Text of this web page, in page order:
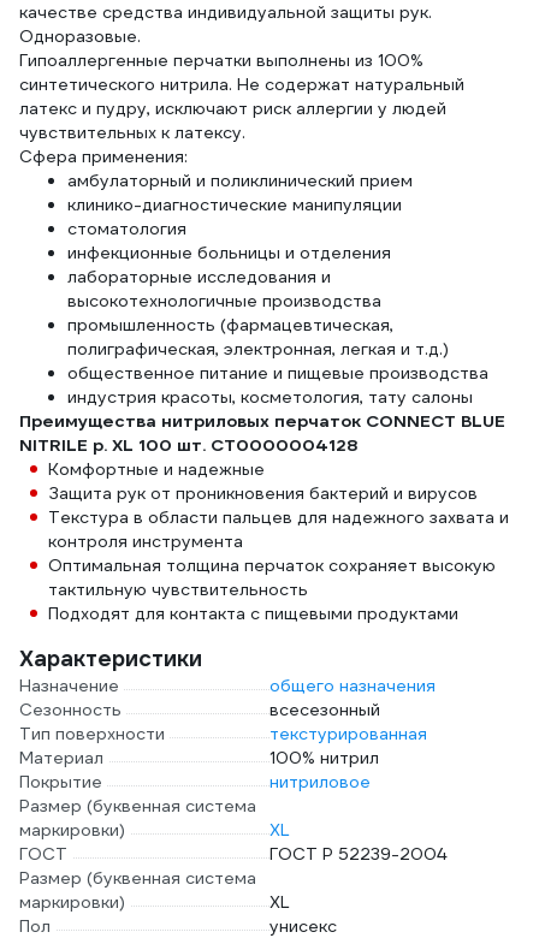
качестве средства индивидуальной защиты рук.
Одноразовые.
Гипоаллергенные перчатки выполнены из 100%
синтетического нитрила. Не содержат натуральный
латекс и пудру, исключают риск аллергии у людей
чувствительных к латексу.
Сфера применения:
амбулаторный и поликлинический прием
клинико-диагностические манипуляции
стоматология
инфекционные больницы и отделения
лабораторные исследования и
высокотехнологичные производства
промышленность (фармацевтическая,
полиграфическая, электронная, легкая и т.д.)
общественное питание и пищевые производства
индустрия красоты, косметология, тату салоны
Преимущества нитриловых перчаток CONNECT BLUE
NITRILE р. XL 100 шт. CT0000004128
Комфортные и надежные
Защита рук от проникновения бактерий и вирусов
Текстура в области пальцев для надежного захвата и
контроля инструмента
Оптимальная толщина перчаток сохраняет высокую
тактильную чувствительность
Подходят для контакта с пищевыми продуктами
Характеристики
Назначение
общего назначения
Сезонность
всесезонный
Тип поверхности
текстурированная
Материал
100% нитрил
Покрытие
нитриловое
Размер (буквенная система
маркировки)
XL
ГОСТ
ГОСТ Р 52239-2004
Размер (буквенная система
маркировки)
XL
Пол
унисекс